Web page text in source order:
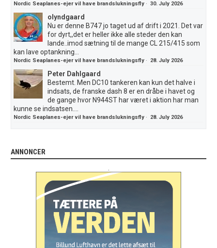
Nordic Seaplanes-ejer vil have brandslukningsfly ·30. July 2026
olyndgaard
Nu er denne B747 jo taget ud af drift i 2021. Det var
for dyrt,,det er heller ikke alle steder den kan
lande..imod sætning til de mange CL 215/415 som
kan lave optankning...
Nordic Seaplanes-ejer vil have brandslukningsfly · 28. July 2026
Peter Dahlgaard
Bestemt. Men DC10 tankeren kan kun det halve i
indsats, de franske dash 8 er en dråbe i havet og
de gange hvor N944ST har været i aktion har man
kunne se indsatsen....
Nordic Seaplanes-ejer vil have brandslukningsfly · 28. July 2026
ANNONCER
.